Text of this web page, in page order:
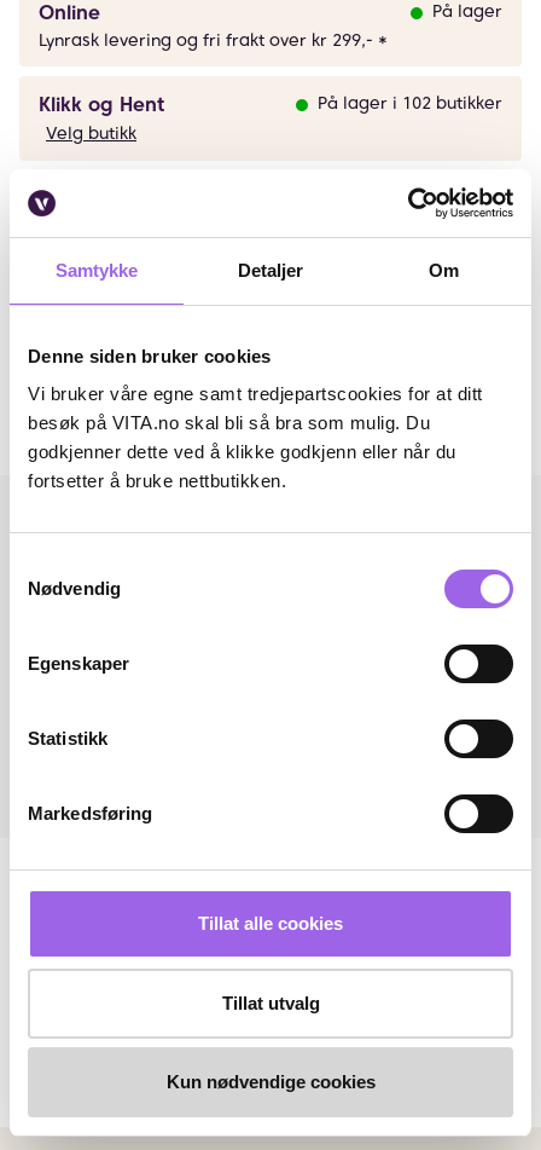
Samtykke Detaljer Om
Denne siden bruker cookies
Vi bruker våre egne samt tredjepartscookies for at ditt
besøk på VITA.no skal bli så bra som mulig. Du
godkjenner dette ved å klikke godkjenn eller når du
fortsetter å bruke nettbutikken.
Nødvendig
Egenskaper
Statistikk
Markedsføring
Tillat alle cookies
Tillat utvalg
Kun nødvendige cookies
Online
På lager
Lynrask levering og fri frakt over kr 299,- *
Klikk og Hent
På lager i 102 butikker
Velg butikk
Beskrivelse
Ingredienser
Omtaler
Andre har også kjøpt..